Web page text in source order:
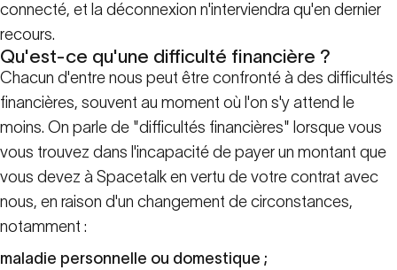
connecté, et la déconnexion n'interviendra qu'en dernier
recours.
Qu'est-ce qu'une difficulté financière ?
Chacun d'entre nous peut être confronté à des difficultés
financières, souvent au moment où l'on s'y attend le
moins. On parle de "difficultés financières" lorsque vous
vous trouvez dans l'incapacité de payer un montant que
vous devez à Spacetalk en vertu de votre contrat avec
nous, en raison d'un changement de circonstances,
notamment :
maladie personnelle ou domestique ;